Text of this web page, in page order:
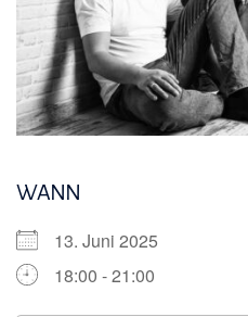
WANN
13. Juni 2025
18:00 - 21:00